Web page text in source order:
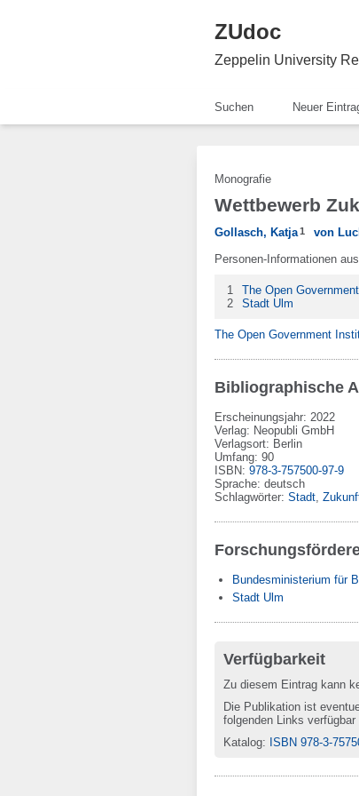
ZUdoc
Zeppelin University
Suchen Neuer
Monografie
Wettbewerb
Gollasch, Katja1 von
Personen-Informationen
1
The Open
2
Stadt Ulm
The Open Government
Bibliographische
Erscheinungsjahr: 2022
Verlag: Neopubli GmbH
Verlagsort: Berlin
Umfang: 90
ISBN: 978-3-757500-97-9
Sprache: deutsch
Schlagwörter: Stadt,
Bundesministerium für
Stadt Ulm
Verfügbarkeit
Zu diesem Eintrag kann
Die Publikation ist
folgenden Links verfügbar
Katalog: ISBN 978-3-